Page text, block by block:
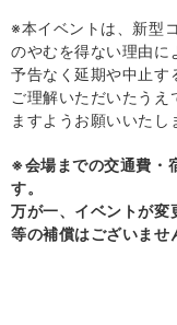
※本イベントは、新型
のやむを得ない理由に
予告なく延期や中止す
ご理解いただいたうえ
ますようお願いいたし
※会場までの交通費・
す。
万が一、イベントが変
等の補償はございませ